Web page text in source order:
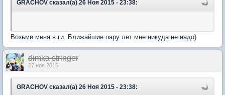
GRACHOV сказал(а) 26 Ноя 2015 - 23:38:
Возьми меня в ги. Ближайшие пару лет мне никуда не надо)
dimka stringer
27 ноя 2015
GRACHOV сказал(а) 26 Ноя 2015 - 23:38: